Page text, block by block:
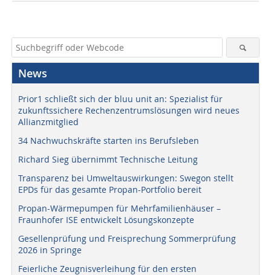
News
Prior1 schließt sich der bluu unit an: Spezialist für
zukunftssichere Rechenzentrumslösungen wird neues
Allianzmitglied
34 Nachwuchskräfte starten ins Berufsleben
Richard Sieg übernimmt Technische Leitung
Transparenz bei Umweltauswirkungen: Swegon stellt
EPDs für das gesamte Propan-Portfolio bereit
Propan-Wärmepumpen für Mehrfamilienhäuser –
Fraunhofer ISE entwickelt Lösungskonzepte
Gesellenprüfung und Freisprechung Sommerprüfung
2026 in Springe
Feierliche Zeugnisverleihung für den ersten